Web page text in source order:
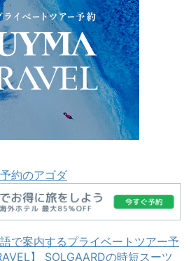
約のアゴダ
で案内するプライベートツアー予
】
SOLGAARDの時短スーツ